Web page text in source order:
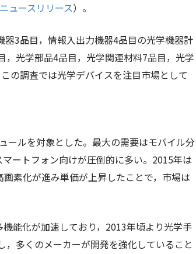
ニュースリリース）。
3品目，情報入出力機器4品目の光学機器計
光学部品4品目，光学関連材料7品目，光学
の調査では光学デバイスを注目市場として
ールを対象とした。最大の需要はモバイル分
ートフォン向けが圧倒的に多い。2015年は
素化が進み単価が上昇したことで，市場は
能化が加速しており，2013年頃より光学手
多くのメーカーが開発を強化していること